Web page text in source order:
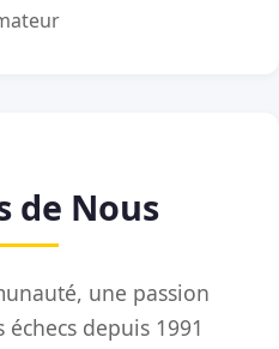
de Nous
une passion
depuis 1991